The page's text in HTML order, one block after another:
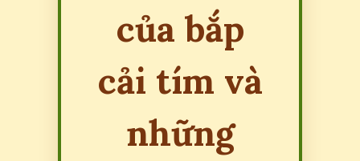
của bắp
cải tím và
những